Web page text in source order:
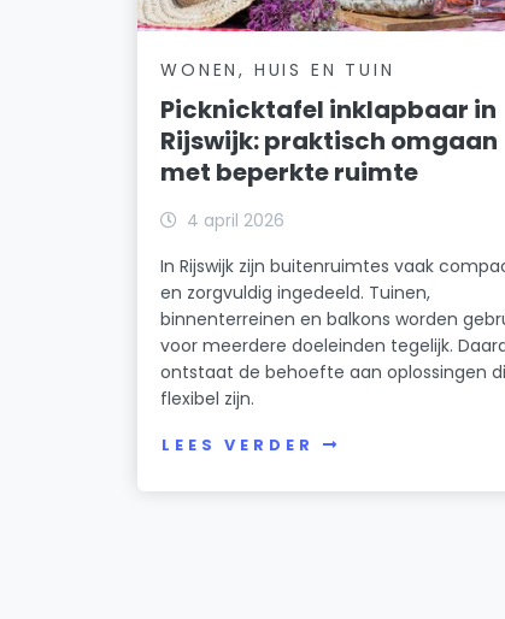
WONEN, HUIS EN TUIN
Picknicktafel inklapbaar in
Rijswijk: praktisch omgaan
met beperkte ruimte
4 april 2026
In Rijswijk zijn buitenruimtes vaak
en zorgvuldig ingedeeld. Tuinen,
binnenterreinen en balkons worden
voor meerdere doeleinden tegelijk.
ontstaat de behoefte aan oplossingen
flexibel zijn.
LEES VERDER